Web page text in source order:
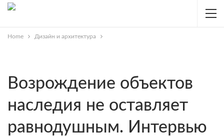
Home Дизайн и архитектура
Возрождение объектов
наследия не оставляет
равнодушным. Интервью